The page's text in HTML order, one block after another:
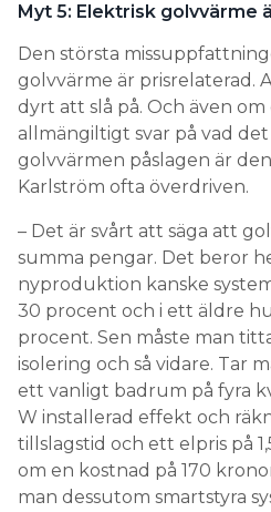
Myt 5: Elektrisk golvvärme
Den största
golvvärme är prisrelaterad.
dyrt att slå på. Och även
allmängiltigt svar på vad
golvvärmen påslagen är
Karlström ofta överdriven.
– Det är svårt att säga att
summa pengar. Det beror
nyproduktion kanske
30 procent och i ett äldre
procent. Sen måste man
isolering och så vidare. Tar
ett vanligt badrum på fyra
W installerad effekt och
tillslagstid och ett elpris på
om en kostnad på 170
man dessutom smartstyra